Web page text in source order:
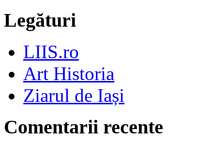
Legături
LIIS.ro
Art Historia
Ziarul de Iași
Comentarii recente